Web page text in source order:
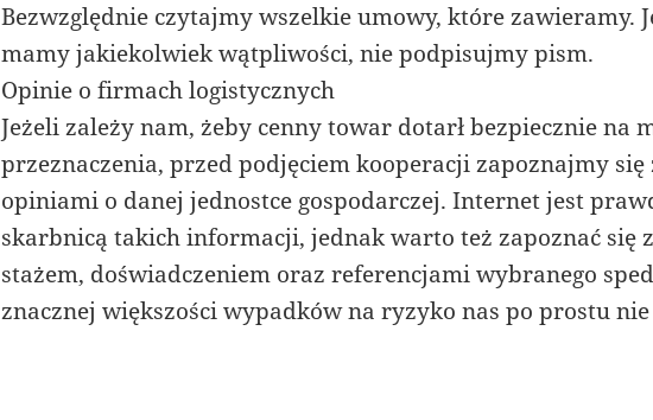
Bezwzględnie czytajmy wszelkie umowy, które zawieramy.
mamy jakiekolwiek wątpliwości, nie podpisujmy pism.
Opinie o firmach logistycznych
Jeżeli zależy nam, żeby cenny towar dotarł bezpiecznie na
przeznaczenia, przed podjęciem kooperacji zapoznajmy się
opiniami o danej jednostce gospodarczej. Internet jest
skarbnicą takich informacji, jednak warto też zapoznać się
stażem, doświadczeniem oraz referencjami wybranego
znacznej większości wypadków na ryzyko nas po prostu nie